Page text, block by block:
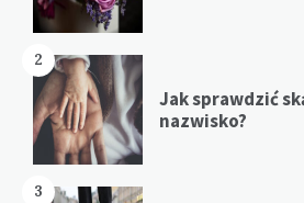
2
Jak sprawdzić
nazwisko?
3